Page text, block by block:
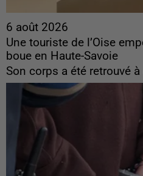
6 août 2026
Une touriste de l’Oise
boue en Haute-Savoie
Son corps a été retrouvé